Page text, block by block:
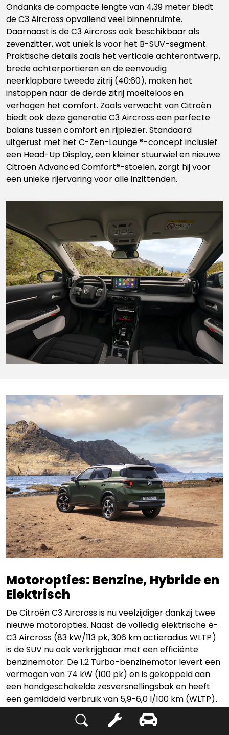
Ondanks de compacte lengte van 4,39 meter biedt
de C3 Aircross opvallend veel binnenruimte.
Daarnaast is de C3 Aircross ook beschikbaar als
zevenzitter, wat uniek is voor het B-SUV-segment.
Praktische details zoals het verticale achterontwerp,
brede achterportieren en de eenvoudig
neerklapbare tweede zitrij (40:60), maken het
instappen naar de derde zitrij moeiteloos en
verhogen het comfort. Zoals verwacht van Citroën
biedt ook deze generatie C3 Aircross een perfecte
balans tussen comfort en rijplezier. Standaard
uitgerust met het C-Zen-Lounge ®-concept inclusief
een Head-Up Display, een kleiner stuurwiel en nieuwe
Citroën Advanced Comfort®-stoelen, zorgt hij voor
een unieke rijervaring voor alle inzittenden.
Motoropties: Benzine, Hybride en
Elektrisch
De Citroën C3 Aircross is nu veelzijdiger dankzij twee
nieuwe motoropties. Naast de volledig elektrische ë-
C3 Aircross (83 kW/113 pk, 306 km actieradius WLTP)
is de SUV nu ook verkrijgbaar met een efficiënte
benzinemotor. De 1.2 Turbo-benzinemotor levert een
vermogen van 74 kW (100 pk) en is gekoppeld aan
een handgeschakelde zesversnellingsbak en heeft
een gemiddeld verbruik van 5,9-6,0 l/100 km (WLTP).
Daarnaast is de Citroën C3 Aircross beschikbaar in de